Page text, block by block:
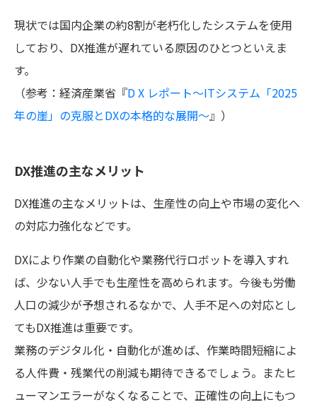
現状では国内企業の約8割が老朽化したシステムを使用
しており、DX推進が遅れている原因のひとつといえま
す。
（参考：経済産業省『D X レポート～ITシステム「2025
年の崖」の克服とDXの本格的な展開～』）
DX推進の主なメリット
DX推進の主なメリットは、生産性の向上や市場の変化へ
の対応力強化などです。
DXにより作業の自動化や業務代行ロボットを導入すれ
ば、少ない人手でも生産性を高められます。今後も労働
人口の減少が予想されるなかで、人手不足への対応とし
てもDX推進は重要です。
業務のデジタル化・自動化が進めば、作業時間短縮によ
る人件費・残業代の削減も期待できるでしょう。またヒ
ューマンエラーがなくなることで、正確性の向上にもつ